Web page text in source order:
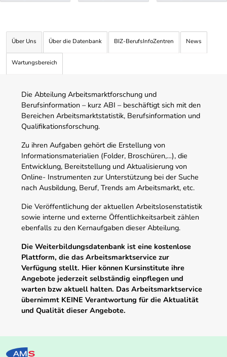
Über Uns Über die Datenbank BIZ-BerufsInfoZentren News
Wartungsbereich
Die Abteilung Arbeitsmarktforschung und
Berufsinformation – kurz ABI – beschäftigt sich mit den
Bereichen Arbeitsmarktstatistik, Berufsinformation und
Qualifikationsforschung.
Zu ihren Aufgaben gehört die Erstellung von
Informationsmaterialien (Folder, Broschüren,…), die
Entwicklung, Bereitstellung und Aktualisierung von
Online- Instrumenten zur Unterstützung bei der Suche
nach Ausbildung, Beruf, Trends am Arbeitsmarkt, etc.
Die Veröffentlichung der aktuellen Arbeitslosenstatistik
sowie interne und externe Öffentlichkeitsarbeit zählen
ebenfalls zu den Kernaufgaben dieser Abteilung.
Die Weiterbildungsdatenbank ist eine kostenlose
Plattform, die das Arbeitsmarktservice zur
Verfügung stellt. Hier können Kursinstitute ihre
Angebote jederzeit selbständig einpflegen und
warten bzw aktuell halten. Das Arbeitsmarktservice
übernimmt KEINE Verantwortung für die Aktualität
und Qualität dieser Angebote.